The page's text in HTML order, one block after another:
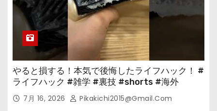
やると損する！本気で後悔したライフハック！ #
ライフハック #雑学 #裏技 #shorts #海外
7月 16, 2026 Pikakichi2015@gmail.com